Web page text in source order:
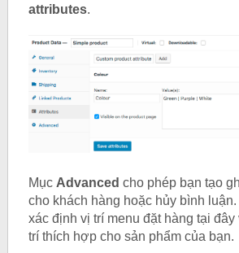
attributes.
Mục Advanced cho phép bạn tạo
cho khách hàng hoặc hủy bình
xác định vị trí menu đặt hàng tại
trí thích hợp cho sản phẩm của bạn.